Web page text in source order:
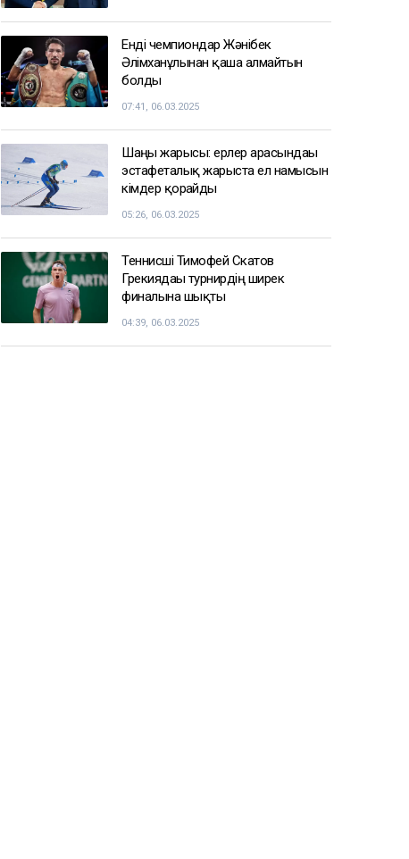
Қазақстанның бірнеше өңірінде
+43 градусқа дейін аптап ыстық
болады
СПОРТ ЖАҢАЛЫҚТАРЫ
Балуан Ұлан Рысқұл басшылық
09:22, 06.03.2025
Әлімханұлынан қаша алмайтын
болды